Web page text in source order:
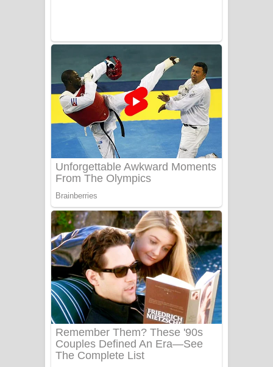
FEVER DREAM Lyrics - Alex Warren
BTS : Hooligan Lyrics
Apa Hamuwee Song Lyrics - අප හමුවී
ගීතයේ පද පෙළ
PATHINIYE Song Lyrics - පතිනියනේ
ගීතයේ පද පෙළ
Sorry Sir Song Lyrics - සොරි සර්
ගීතයේ පද පෙළ
Mathaka Aluthin Liyanna Song Lyrics
- මතක අලුතින් ලියන්න ගීතයේ පද පෙළ
Sandak Awith Song Lyrics - සඳක් ඇවිත්
ගීතයේ පද පෙළ